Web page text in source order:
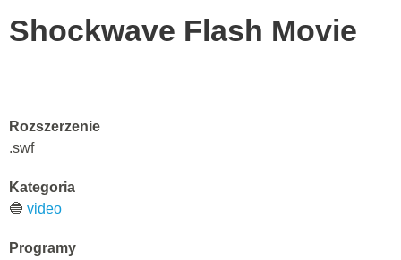
Shockwave Flash Movie
Rozszerzenie
.swf
Kategoria
🔵 video
Programy